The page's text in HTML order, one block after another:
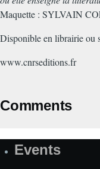
Maquette : SYLVAIN
Disponible en librairie ou
www.cnrseditions.fr
Comments
SiteEvents